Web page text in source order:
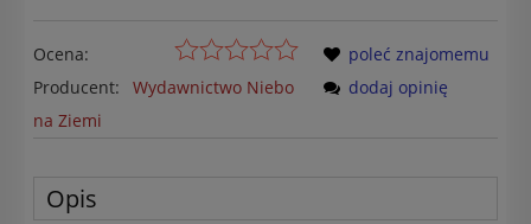
Ocena:
Producent:
Wydawnictwo Niebo
na Ziemi
poleć znajomemu
dodaj opinię
Opis